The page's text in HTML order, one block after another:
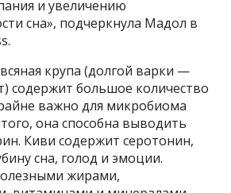
и увеличению
сна», подчеркнула Мадол в
крупа (долгой варки —
содержит большое количество
важно для микробиома
она способна выводить
Киви содержит серотонин,
сна, голод и эмоции.
жирами,